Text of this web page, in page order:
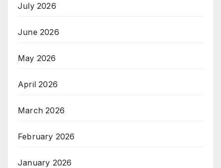
July 2026
June 2026
May 2026
April 2026
March 2026
February 2026
January 2026